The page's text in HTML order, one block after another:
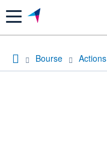
Menu
Bourse Actions